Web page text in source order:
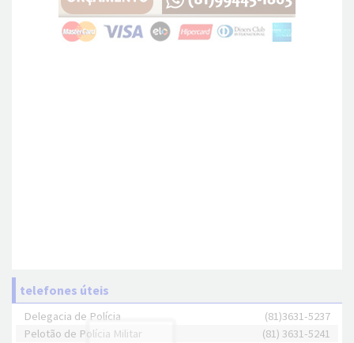
telefones úteis
Delegacia de Polícia
(81)3631-5237
Pelotão de Polícia Militar
(81) 3631-5241